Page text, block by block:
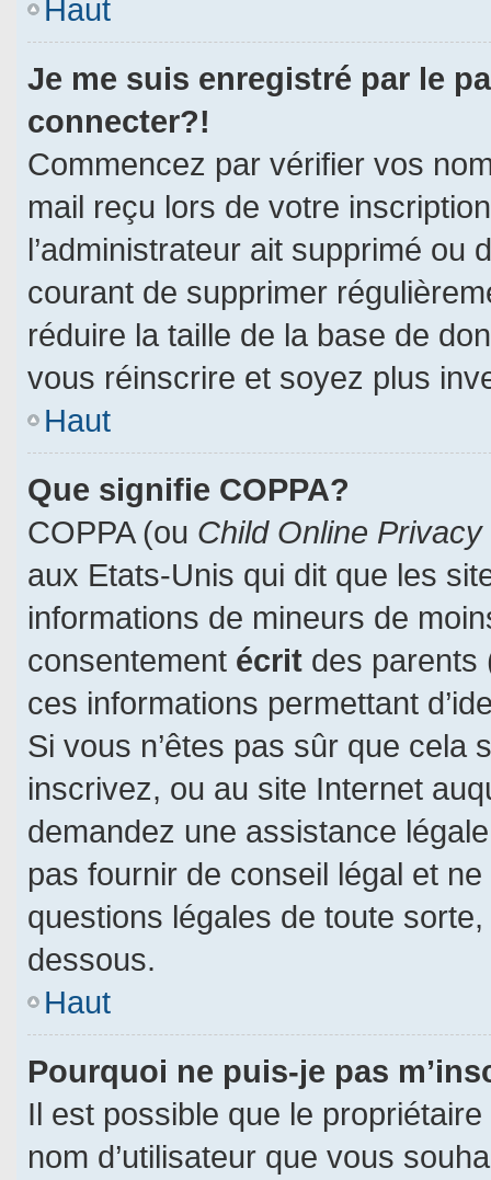
Haut
Je me suis enregistré par le
connecter?!
Commencez par vérifier vos
mail reçu lors de votre
l’administrateur ait supprimé ou
courant de supprimer
réduire la taille de la base de
vous réinscrire et soyez plus
Haut
Que signifie COPPA?
COPPA (ou Child Online
aux Etats-Unis qui dit que les
informations de mineurs de
consentement écrit des parents
ces informations permettant
Si vous n’êtes pas sûr que cela
inscrivez, ou au site Internet
demandez une assistance
pas fournir de conseil légal et
questions légales de toute
dessous.
Haut
Pourquoi ne puis-je pas
Il est possible que le
nom d’utilisateur que vous